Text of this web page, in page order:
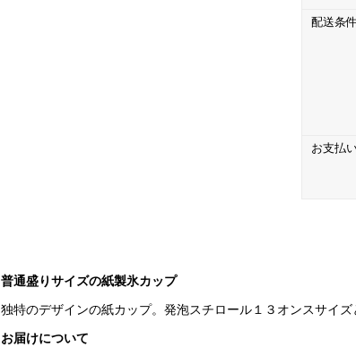
配送条件
お支払
普通盛りサイズの紙製氷カップ
独特のデザインの紙カップ。発泡スチロール１３オンスサイ
お届けについて